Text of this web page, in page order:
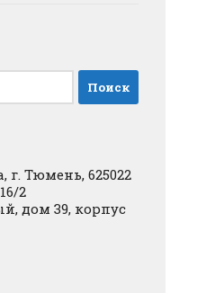
г. Тюмень, 625022
2
дом 39, корпус